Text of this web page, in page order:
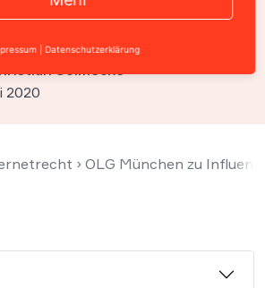
Solmecke
2020
› OLG München zu
Datenschutzerklärung